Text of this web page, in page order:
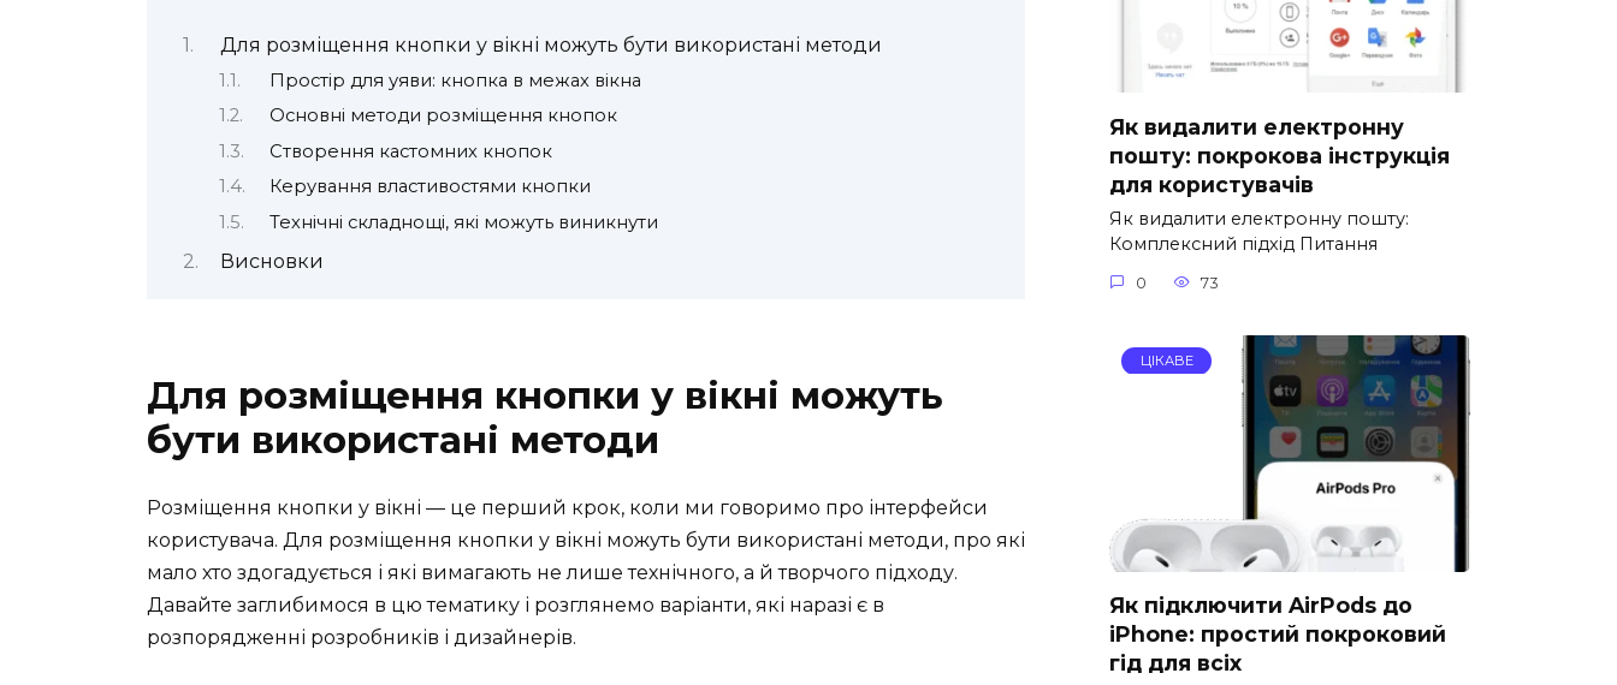
Для розміщення кнопки у вікні можуть бути використані методи
Простір для уяви: кнопка в межах вікна
Основні методи розміщення кнопок
Створення кастомних кнопок
Керування властивостями кнопки
Технічні складнощі, які можуть виникнути
Висновки
Для розміщення кнопки у вікні можуть
бути використані методи
Розміщення кнопки у вікні — це перший крок, коли ми говоримо про інтерфейси
користувача. Для розміщення кнопки у вікні можуть бути використані методи, про які
мало хто здогадується і які вимагають не лише технічного, а й творчого підходу.
Давайте заглибимося в цю тематику і розглянемо варіанти, які наразі є в
розпорядженні розробників і дизайнерів.
Як видалити електронну
пошту: покрокова інструкція
для користувачів
Як видалити електронну пошту:
Комплексний підхід Питання
0 73
ЦІКАВЕ
Як підключити AirPods до
iPhone: простий покроковий
гід для всіх